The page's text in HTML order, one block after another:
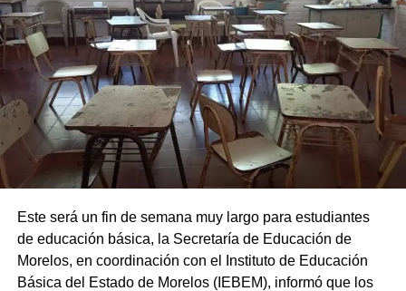
Este será un fin de semana muy largo para estudiantes
de educación básica, la Secretaría de Educación de
Morelos, en coordinación con el Instituto de Educación
Básica del Estado de Morelos (IEBEM), informó que los